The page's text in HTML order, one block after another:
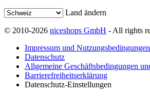
Land ändern
© 2010-2026 niceshops GmbH - All rights
Impressum und Nutzungsbedingungen
Datenschutz
Allgemeine Geschäftsbedingungen
Barrierefreiheitserklärung
Datenschutz-Einstellungen